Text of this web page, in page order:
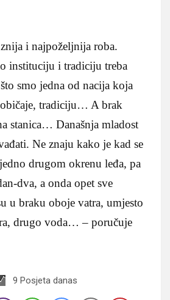
i najpoželjnija roba.
instituciju i tradiciju treba
smo jedna od nacija koja
tradiciju… A brak
stanica… Današnja mladost
Ne znaju kako je kad se
drugom okrenu leđa, pa
dva, a onda opet sve
u braku oboje vatra, umjesto
drugo voda… – poručuje
9 Posjeta danas